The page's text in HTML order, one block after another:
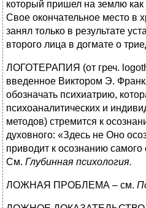
который пришел на землю как
Свое окончательное место в
занял только в результате
второго лица в догмате о
ЛОГОТЕРАПИЯ (от греч.
введенное Виктором Э.
обозначать психиатрию,
психоаналитических и
методов) стремится к
духовного: «Здесь не Оно
приводит к осознанию самого
См. Глубинная психология.
ЛОЖНАЯ ПРОБЛЕМА – см.